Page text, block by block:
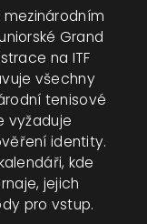
Grand
na ITF
všechny
tenisové
vyžaduje
identity.
kde
jejich
pro vstup.